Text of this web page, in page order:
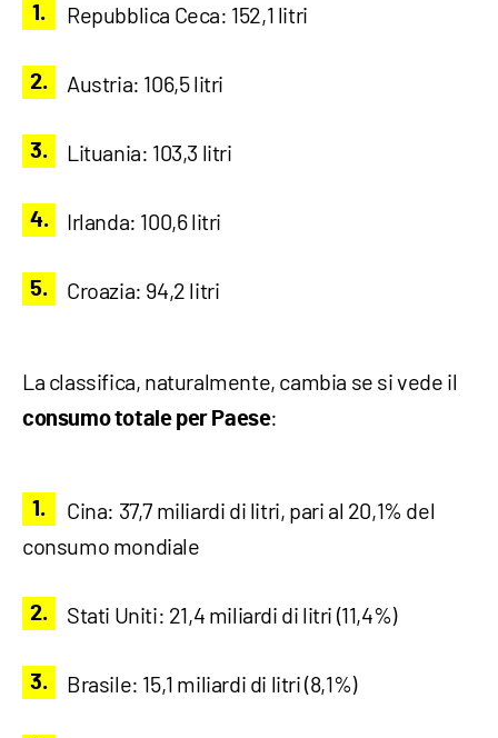
Repubblica Ceca: 152,1 litri
Austria: 106,5 litri
Lituania: 103,3 litri
Irlanda: 100,6 litri
Croazia: 94,2 litri
La classifica, naturalmente, cambia se si vede il
consumo totale per Paese:
Cina: 37,7 miliardi di litri, pari al 20,1% del
consumo mondiale
Stati Uniti: 21,4 miliardi di litri (11,4%)
Brasile: 15,1 miliardi di litri (8,1%)